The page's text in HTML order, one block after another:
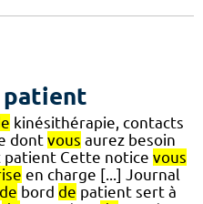
patient
kinésithérapie, contacts
dont vous aurez besoin
patient Cette notice vous
en charge [...] Journal
de bord de patient sert à